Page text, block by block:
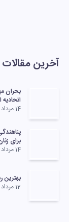
آخرین مقالات
بحران
اتحادیه
14 مرداد 1405
برای
14 مرداد 1405
بهترین
12 مرداد 1405